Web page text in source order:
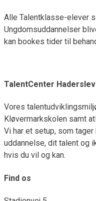
Alle Talentklasse-elever
Ungdomsuddannelser
kan bookes tider til
TalentCenter Haderslev
Vores
Kløvermarkskolen samt
Vi har et setup, som
uddannelse, dit talent og
hvis du vil og kan.
Find os